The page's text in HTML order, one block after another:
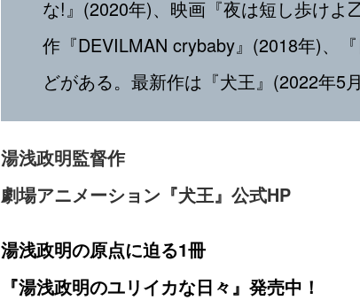
な!』(2020年)、映画『夜は短し歩けよ
作『DEVILMAN crybaby』(2018年)、
どがある。最新作は『犬王』(2022年5
湯浅政明監督作
劇場アニメーション『犬王』公式HP
湯浅政明の原点に迫る1冊
『湯浅政明のユリイカな日々』発売中！